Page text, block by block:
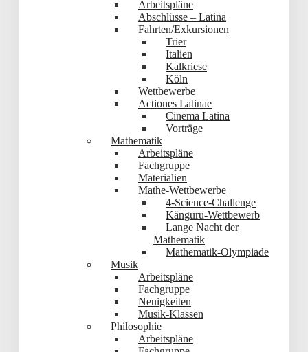
Arbeitspläne
Abschlüsse – Latina
Fahrten/Exkursionen
Trier
Italien
Kalkriese
Köln
Wettbewerbe
Actiones Latinae
Cinema Latina
Vorträge
Mathematik
Arbeitspläne
Fachgruppe
Materialien
Mathe-Wettbewerbe
4-Science-Challenge
Känguru-Wettbewerb
Lange Nacht der
Mathematik
Mathematik-Olympiade
Musik
Arbeitspläne
Fachgruppe
Neuigkeiten
Musik-Klassen
Philosophie
Arbeitspläne